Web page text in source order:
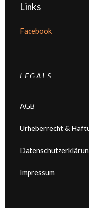
Links
Facebook
L E G A L S
AGB
Urheberrecht &
Impressum